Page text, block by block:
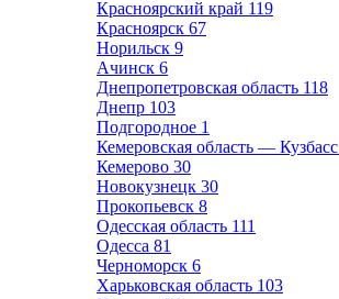
Красноярский край 119
Красноярск 67
Норильск 9
Ачинск 6
Днепропетровская область 118
Днепр 103
Подгородное 1
Кемеровская область — Кузбасс
Кемерово 30
Новокузнецк 30
Прокопьевск 8
Одесская область 111
Одесса 81
Черноморск 6
Харьковская область 103